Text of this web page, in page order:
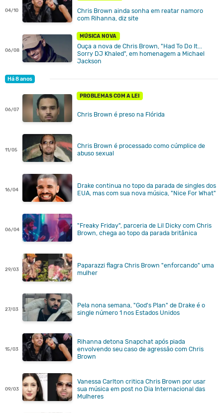
04/10
Chris Brown ainda sonha em reatar namoro
com Rihanna, diz site
06/08
MÚSICA NOVA
Ouça a nova de Chris Brown, "Had To Do It...
Sorry DJ Khaled", em homenagem a Michael
Jackson
Há 8 anos
06/07
PROBLEMAS COM A LEI
Chris Brown é preso na Flórida
11/05
Chris Brown é processado como cúmplice de
abuso sexual
16/04
Drake continua no topo da parada de singles dos
EUA, mas com sua nova música, "Nice For What"
06/04
"Freaky Friday", parceria de Lil Dicky com Chris
Brown, chega ao topo da parada britânica
29/03
Paparazzi flagra Chris Brown "enforcando" uma
mulher
27/03
Pela nona semana, "God's Plan" de Drake é o
single número 1 nos Estados Unidos
15/03
Rihanna detona Snapchat após piada
envolvendo seu caso de agressão com Chris
Brown
09/03
Vanessa Carlton critica Chris Brown por usar
sua música em post no Dia Internacional das
Mulheres